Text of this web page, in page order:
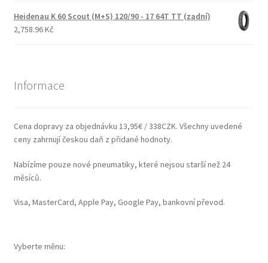
Heidenau K 60 Scout (M+S) 120/90 - 17 64T TT (zadní)
2,758.96 Kč
Informace
Cena dopravy za objednávku 13,95€ / 338CZK. Všechny uvedené
ceny zahrnují českou daň z přidané hodnoty.
Nabízíme pouze nové pneumatiky, které nejsou starší než 24
měsíců.
Visa, MasterCard, Apple Pay, Google Pay, bankovní převod.
Vyberte měnu: